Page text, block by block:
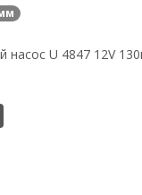
насос U 4847 12V